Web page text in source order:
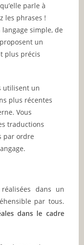
parle à
les phrases !
simple, de
un
plus précis
utilisent un
plus récentes
Vous
traductions
par ordre
dans un
par tous.
dans le cadre